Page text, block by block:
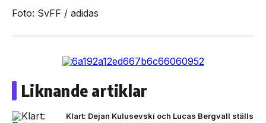
Foto: SvFF / adidas
Liknande artiklar
Klart: Dejan Kulusevski och Lucas Bergvall ställs